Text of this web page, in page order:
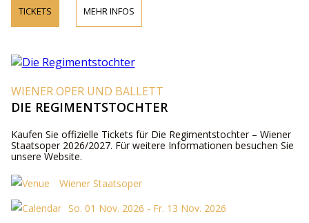
TICKETS MEHR INFOS
WIENER OPER UND BALLETT
DIE REGIMENTSTOCHTER
Kaufen Sie offizielle Tickets für Die Regimentstochter – Wiener
Staatsoper 2026/2027. Für weitere Informationen besuchen Sie
unsere Website.
Wiener Staatsoper
So. 01 Nov. 2026 - Fr. 13 Nov. 2026